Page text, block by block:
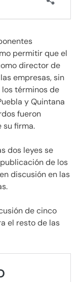
permitir que el
director de
empresas, sin
términos de
y Quintana
fueron
su firma.
dos leyes se
de los
discusión en las
de cinco
el resto de las